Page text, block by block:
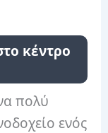
κέντρο
πολύ
ενός